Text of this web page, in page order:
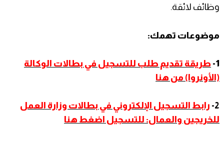
وظائف لائقة.
موضوعات تهمك:
1- طريقة تقديم طلب للتسجيل في بطالات الوكالة
(الأونروا) من هنا
2- رابط التسجيل الإلكتروني في بطالات وزارة العمل
للخريجين والعمال: للتسجيل اضغط هنا